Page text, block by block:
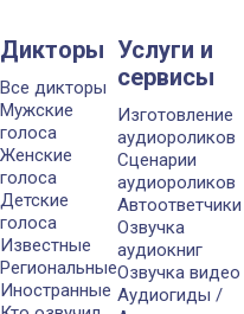
Дикторы
Все дикторы
Мужские
голоса
Женские
голоса
Детские
голоса
Известные
Региональные
Иностранные
Услуги и
сервисы
Изготовление
аудиороликов
Сценарии
аудиороликов
Автоответчики
Озвучка
аудиокниг
Озвучка видео
Аудиогиды /